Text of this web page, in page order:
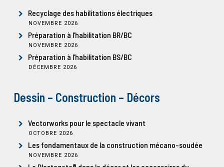
Recyclage des habilitations électriques
NOVEMBRE 2026
Préparation à l’habilitation BR/BC
NOVEMBRE 2026
Préparation à l’habilitation BS/BC
DÉCEMBRE 2026
Dessin – Construction – Décors
Vectorworks pour le spectacle vivant
OCTOBRE 2026
Les fondamentaux de la construction mécano-soudée
NOVEMBRE 2026